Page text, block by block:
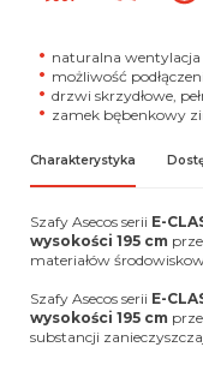
naturalna
możliwość
drzwi skrzydłowe,
zamek bębenkowy
Charakterystyka
Szafy Asecos serii E-
wysokości 195 cm
materiałów
Szafy Asecos serii E-
wysokości 195 cm
substancji